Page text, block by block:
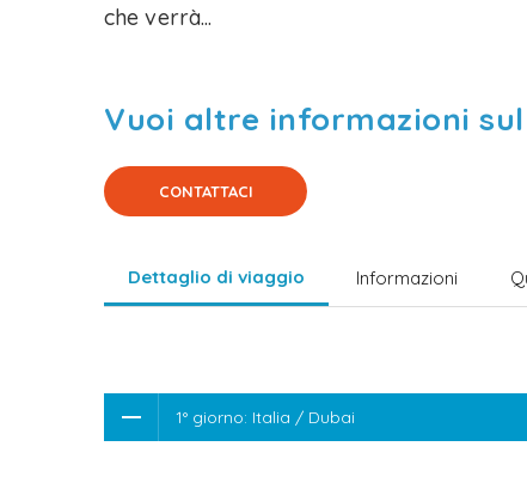
che verrà...
Vuoi altre informazioni
CONTATTACI
Dettaglio di viaggio Informazioni
1° giorno: Italia / Dubai